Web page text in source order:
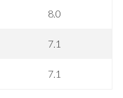
8.0
7.1
7.1